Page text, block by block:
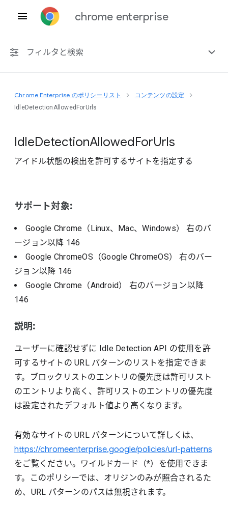
chrome enterprise
フィルタと検索
プラットフォーム共通
Chrome Enterprise のポリシーリスト コンテンツの設定
IdleDetectionAllowedForUrls
IdleDetectionAllowedForUrls
アイドル状態の検出を許可するサイトを指定する
サポート対象:
Google Chrome（Linux、Mac、Windows）右のバ
ージョン以降 146
Google ChromeOS（Google ChromeOS）右のバー
ジョン以降 146
Google Chrome（Android） 右のバージョン以降
146
説明:
ユーザーに確認せずに Idle Detection API の使用を許
可するサイトの URL パターンのリストを指定できま
す。ブロックリストのエントリの優先度は許可リスト
のエントリより高く、許可リストのエントリの優先度
は設定されたデフォルト値より高くなります。
有効なサイトの URL パターンについて詳しくは、
https://chromeenterprise.google/policies/url-patterns
をご覧ください。ワイルドカード（*）を使用できま
す。このポリシーでは、オリジンのみが照合されるた
め、URL パターンのパスは無視されます。